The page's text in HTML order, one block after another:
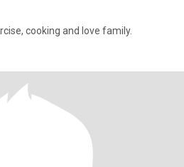
cooking and love family.